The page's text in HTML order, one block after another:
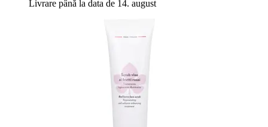
Livrare până la data de 14. august